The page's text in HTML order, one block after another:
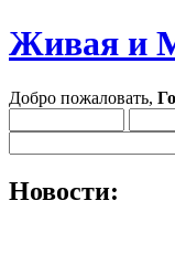
Живая и
Добро пожаловать,
Новости: